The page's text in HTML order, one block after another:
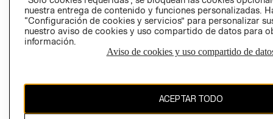
Perú (S/)
CAMBIAR REGIÓN
El contenido de esta página web está protegido por copyright y es
nuestra entrega de contenido y funciones personalizadas.
“Configuración de cookies y servicios” para personalizar
nuestro aviso de cookies y uso compartido de datos para
información.
Aviso de cookies y uso compartido de
ACEPTAR TODO